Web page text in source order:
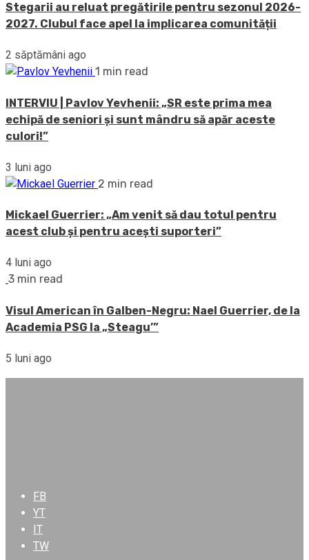
Stegarii au reluat pregătirile pentru sezonul 2026-
2027. Clubul face apel la implicarea comunității
2 săptămâni ago
1 min read
INTERVIU | Pavlov Yevhenii: „SR este prima mea
echipă de seniori și sunt mândru să apăr aceste
culori!”
3 luni ago
2 min read
Mickael Guerrier: „Am venit să dau totul pentru
acest club și pentru acești suporteri”
4 luni ago
3 min read
Visul American în Galben-Negru: Nael Guerrier, de la
Academia PSG la „Steagu’”
5 luni ago
FB
YT
IT
TW